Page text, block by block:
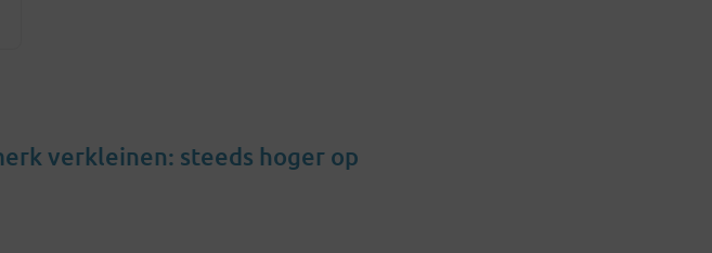
verkleinen: steeds hoger op